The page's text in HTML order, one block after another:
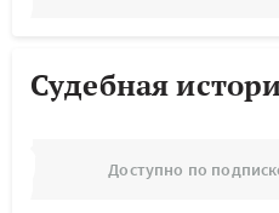
Судебная
Доступно по